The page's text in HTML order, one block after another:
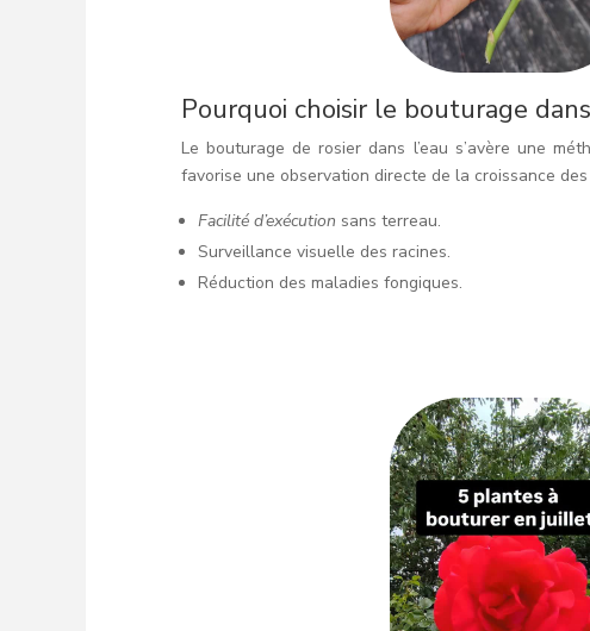
Pourquoi choisir le bouturage dans
Le bouturage de rosier dans l’eau s’avère une
favorise une observation directe de la croissance
Facilité d’exécution sans terreau.
Surveillance visuelle des racines.
Réduction des maladies fongiques.